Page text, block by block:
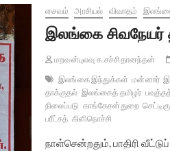
சைவம் அரசியல் விவாதம்
இலங்கை சிவநேயர்
மறவன்புலவு க.சச்சிதானந்தன்
இலங்கை இந்துக்கள் மன்னார்
தாக்குதல் இலங்கைத் தமிழர்
நிலைப்படு காங்கேசன்துறை
பரீட்சத் கிளிநொச்சி
நாள்சென்றதும், பாதிரி